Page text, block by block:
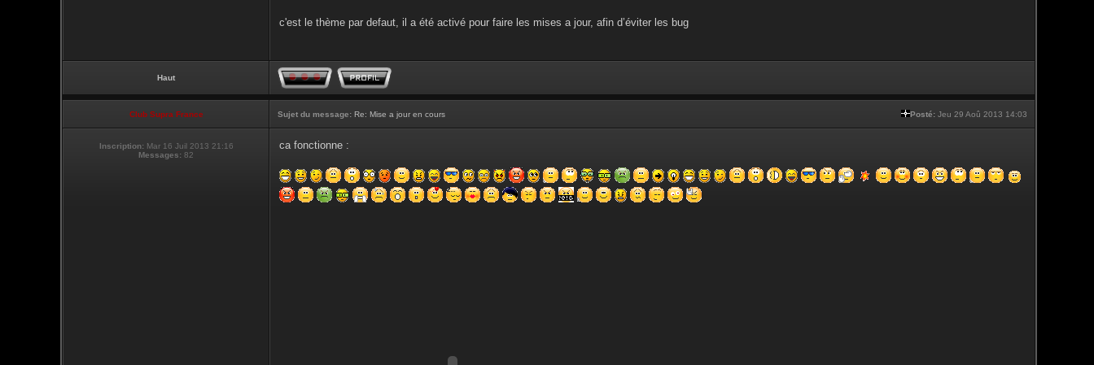
c'est le thème par defaut, il a été activé pour faire les mises a jour, afin d’éviter les bug
Haut
Club Supra France Sujet du message: Re: Mise a jour en cours Posté: Jeu 29 Aoû 2013 14:03
Inscription: Mar 16 Juil 2013 21:16
Messages: 82
ca fonctionne :